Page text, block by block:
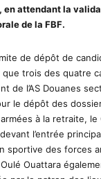
en attendant la
de la FBF.
de dépôt de
que trois des quatre
de l’AS Douanes
le dépôt des
à la retraite, le
l’entrée
sportive des forces
Ouattara